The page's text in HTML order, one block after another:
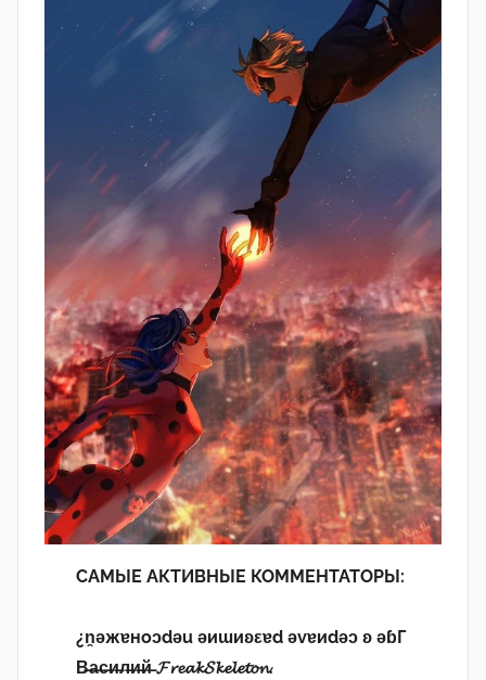
САМЫЕ АКТИВНЫЕ КОММЕНТАТОРЫ:
¿n̯ǝжɐноɔdǝu ǝиɯиʚεɐd ǝvɐиdǝɔ ʚ ǝɓГ
В̶а̶с̶и̶л̶и̶й̶ 𝓕𝓻𝓮𝓪𝓴𝓢𝓴𝓮𝓵𝓮𝓽𝓸𝓷.